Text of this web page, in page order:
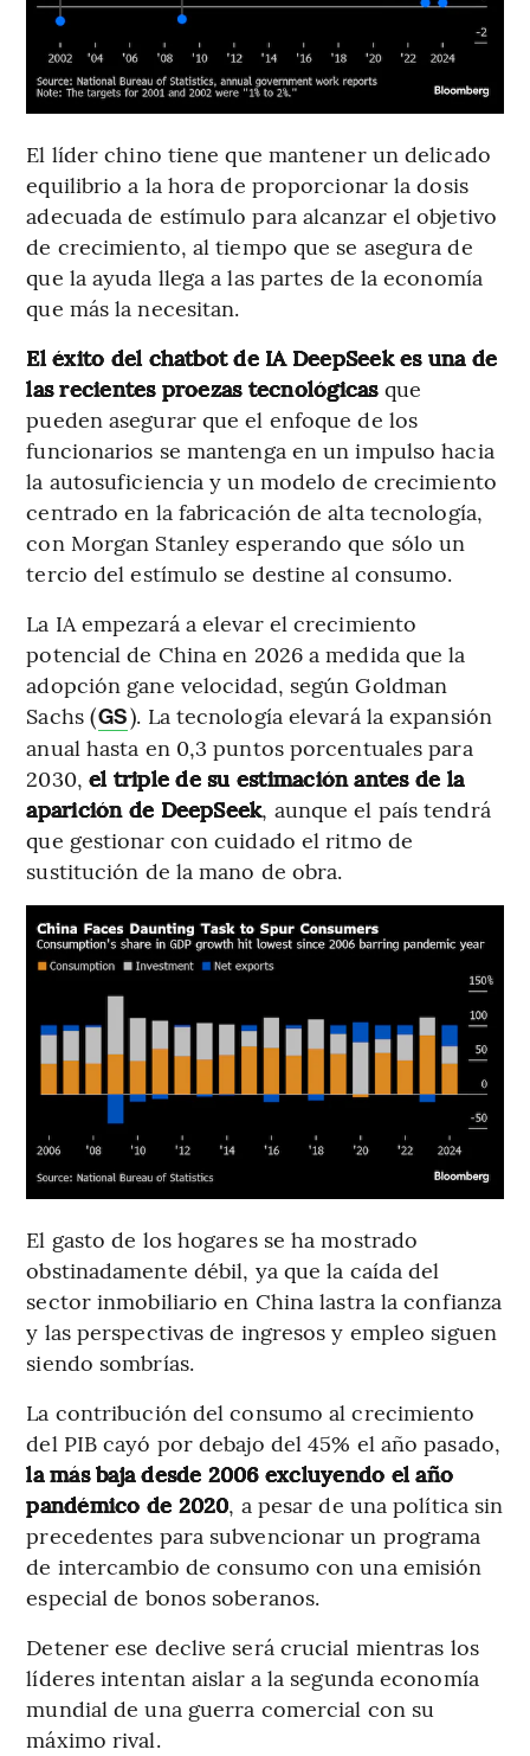
El líder chino tiene que mantener un delicado
equilibrio a la hora de proporcionar la dosis
adecuada de estímulo para alcanzar el objetivo
de crecimiento, al tiempo que se asegura de
que la ayuda llega a las partes de la economía
que más la necesitan.
El éxito del chatbot de IA DeepSeek es una de
las recientes proezas tecnológicasque
pueden asegurar que el enfoque de los
funcionarios se mantenga en un impulso hacia
la autosuficiencia y un modelo de crecimiento
centrado en la fabricación de alta tecnología,
con Morgan Stanley esperando que sólo un
tercio del estímulo se destine al consumo.
La IA empezará a elevar el crecimiento
potencial de China en 2026 a medida que la
adopción gane velocidad, según Goldman
Sachs (GS). La tecnología elevará la expansión
anual hasta en 0,3 puntos porcentuales para
2030, el triple de su estimación antes de la
aparición de DeepSeek, aunque el país tendrá
que gestionar con cuidado el ritmo de
sustitución de la mano de obra.
El gasto de los hogares se ha mostrado
obstinadamente débil, ya que la caída del
sector inmobiliario en China lastra la confianza
y las perspectivas de ingresos y empleo siguen
siendo sombrías.
La contribución del consumo al crecimiento
del PIB cayó por debajo del 45% el año pasado,
la más baja desde 2006 excluyendo el año
pandémico de 2020, a pesar de una política sin
precedentes para subvencionar un programa
de intercambio de consumo con una emisión
especial de bonos soberanos.
Detener ese declive será crucial mientras los
líderes intentan aislar a la segunda economía
mundial de una guerra comercial con su
máximo rival.